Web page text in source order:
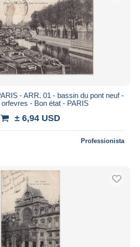
- ARR. 01 - bassin du pont neuf -
- Bon état - PARIS
± 6,94 USD
Professionista